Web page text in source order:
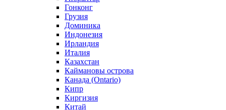
Гонконг
Грузия
Доминика
Индонезия
Ирландия
Италия
Казахстан
Каймановы острова
Канада (Ontario)
Кипр
Киргизия
Китай